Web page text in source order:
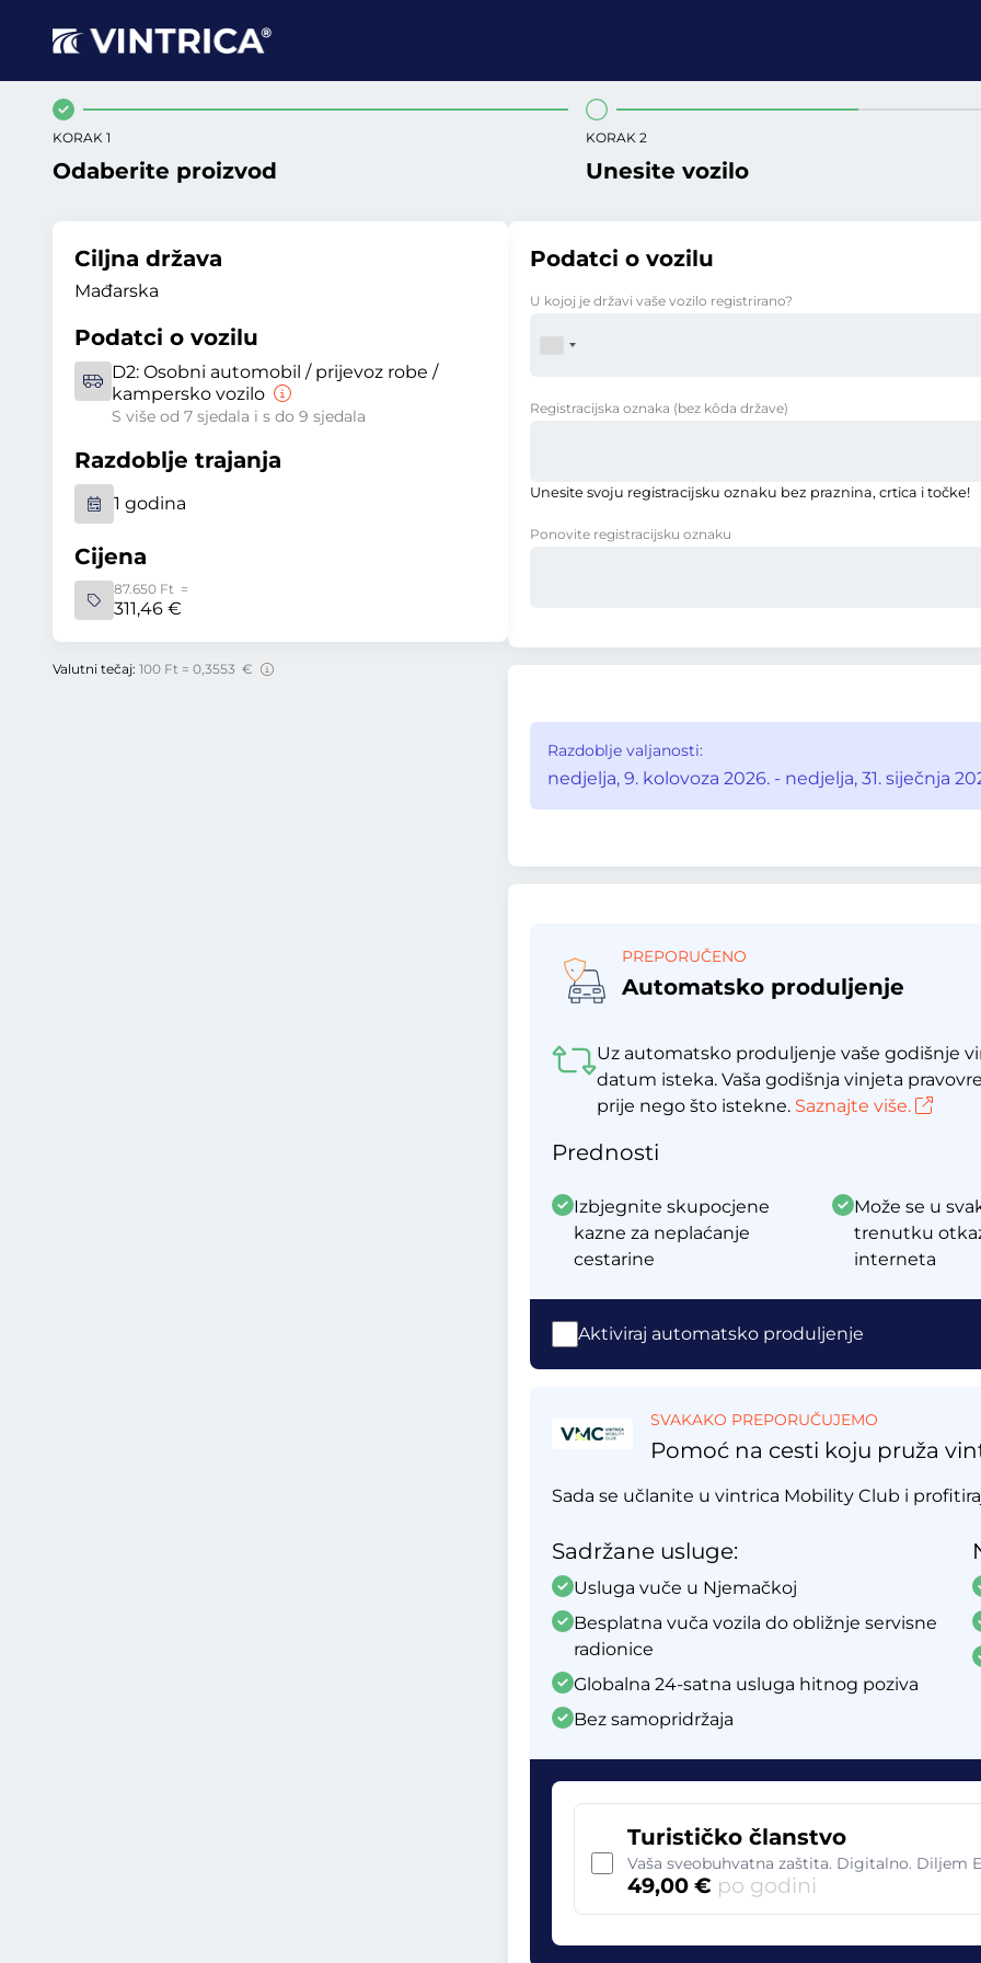
KORAK 1
Odaberite proizvod
KORAK 2
Unesite vozilo
Ciljna država
Mađarska
Podatci o vozilu
D2: Osobni automobil / prijevoz robe /
kampersko vozilo
S više od 7 sjedala i s do 9 sjedala
Razdoblje trajanja
1 godina
Cijena
87.650 Ft =
311,46 €
Valutni tečaj: 100 Ft = 0,3553 €
Podatci o vozilu
U kojoj je državi vaše vozilo registrirano?
Registracijska oznaka (bez kôda države)
Unesite svoju registracijsku oznaku bez praznina, crtica i točke!
Ponovite registracijsku oznaku
Razdoblje valjanosti:
nedjelja, 9. kolovoza 2026. - nedjelja, 31. siječnja
PREPORUČENO
Automatsko produljenje
Uz automatsko produljenje vaše godišnje
datum isteka. Vaša godišnja vinjeta
prije nego što istekne. Saznajte više.
Prednosti
Izbjegnite skupocjene
kazne za neplaćanje
cestarine
Može se u
trenutku
interneta
Aktiviraj automatsko produljenje
SVAKAKO PREPORUČUJEMO
Pomoć na cesti koju pruža
Sada se učlanite u vintrica Mobility Club i
Sadržane usluge:
Usluga vuče u Njemačkoj
Besplatna vuča vozila do obližnje servisne
radionice
Globalna 24-satna usluga hitnog poziva
Bez samopridržaja
Turističko članstvo
Vaša sveobuhvatna zaštita. Digitalno. Diljem
49,00 € po godini